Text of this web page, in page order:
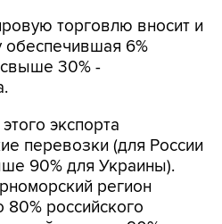
торговлю вносит и
обеспечившая 6%
30% -
экспорта
перевозки (для России
90% для Украины).
регион
80% российского